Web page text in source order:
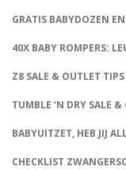
GRATIS BABYDOZEN
40X BABY ROMPERS:
Z8 SALE & OUTLET TIPS
TUMBLE ‘N DRY SALE
BABYUITZET, HEB JIJ
CHECKLIST